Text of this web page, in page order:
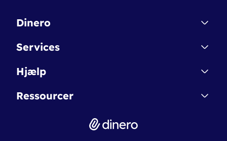
Dinero
Kontakt
Betingelser & Sikkerhed
Nye funktioner
Services
Dinero Starter
Dinero Pro
Hjælp
Regnskabsordbogen
Ressourcer